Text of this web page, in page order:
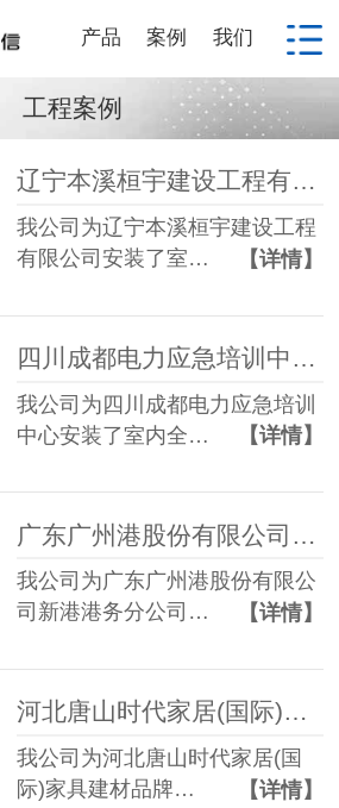
产品 案例 我们
工程案例
辽宁本溪桓宇建设工程有限公司全彩P1.86 LED显示屏
我公司为辽宁本溪桓宇建设工程
有限公司安装了室…
【详情】
四川成都电力应急培训中心全彩P1.25 LED显示屏
我公司为四川成都电力应急培训
中心安装了室内全…
【详情】
我公司为广东广州港股份有限公
司新港港务分公司…
【详情】
河北唐山时代家居(国际)家具建材品牌博览中心恒洁卫浴P2.5 LED显示屏
我公司为河北唐山时代家居(国
际)家具建材品牌…
【详情】